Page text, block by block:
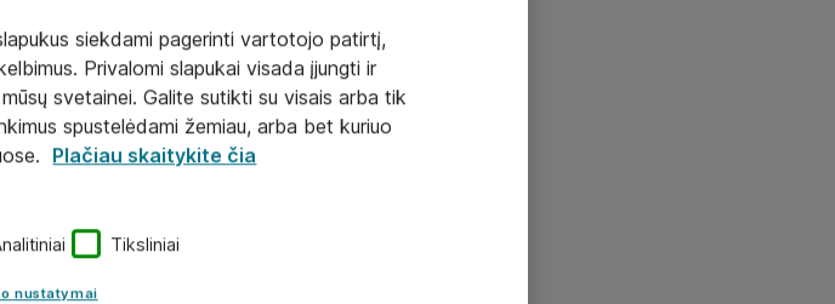
siekdami pagerinti vartotojo patirtį,
Privalomi slapukai visada įjungti ir
svetainei. Galite sutikti su visais arba tik
spustelėdami žemiau, arba bet kuriuo
Plačiau skaitykite čia
Tiksliniai
nustatymai